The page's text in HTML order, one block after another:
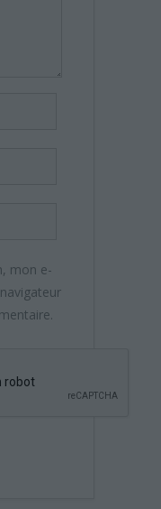
mon e-